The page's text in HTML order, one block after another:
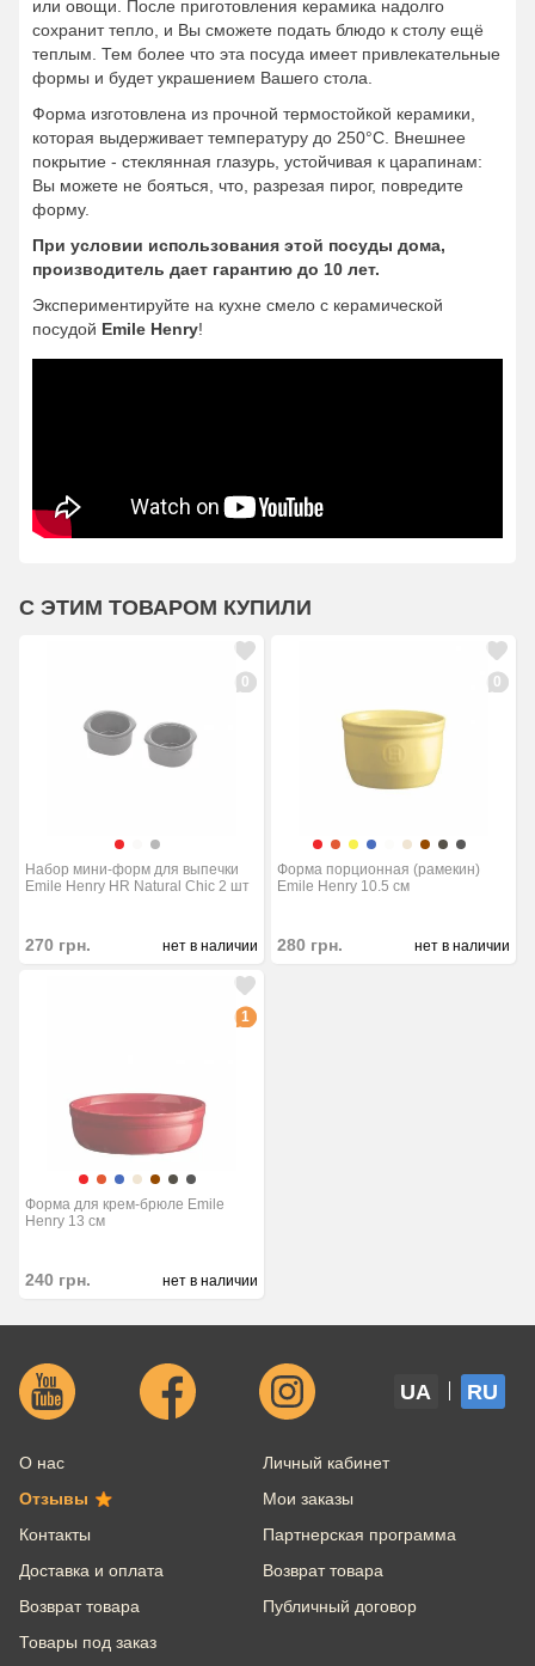
или овощи. После приготовления керамика надолго
сохранит тепло, и Вы сможете подать блюдо к столу ещё
теплым. Тем более что эта посуда имеет привлекательные
формы и будет украшением Вашего стола.
Форма изготовлена из прочной термостойкой керамики,
которая выдерживает температуру до 250°С. Внешнее
покрытие - стеклянная глазурь, устойчивая к царапинам:
Вы можете не бояться, что, разрезая пирог, повредите
форму.
При условии использования этой посуды дома,
производитель дает гарантию до 10 лет.
Экспериментируйте на кухне смело с керамической
посудой Emile Henry!
С ЭТИМ ТОВАРОМ КУПИЛИ
0
Набор мини-форм для выпечки
Emile Henry HR Natural Chic 2 шт
270 грн. нет в наличии
0
Форма порционная (рамекин)
Emile Henry 10.5 см
280 грн. нет в наличии
1
Форма для крем-брюле Emile
Henry 13 см
240 грн. нет в наличии
UA RU
О нас
Отзывы
Контакты
Доставка и оплата
Возврат товара
Товары под заказ
Личный кабинет
Мои заказы
Партнерская программа
Возврат товара
Публичный договор